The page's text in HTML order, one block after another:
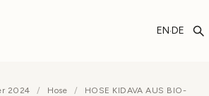
EN·DE
2024 / Hose /
HOSE KIDAVA AUS BIO-